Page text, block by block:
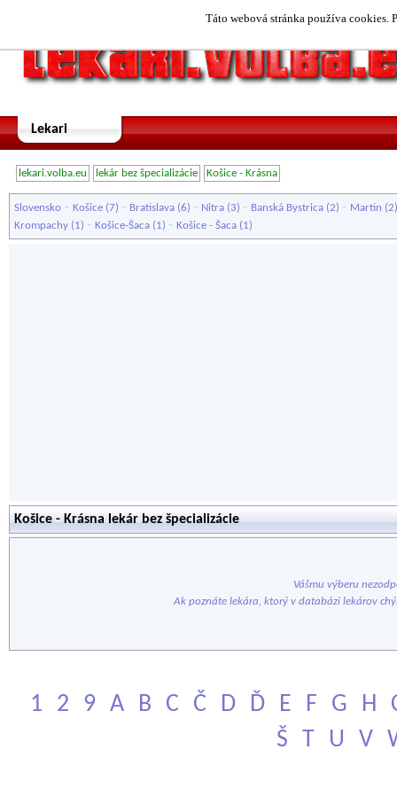
Táto webová stránka používa cookies.
Lekari
lekari.volba.eu lekár bez špecializácie Košice - Krásna
Slovensko - Košice (7) - Bratislava (6) - Nitra (3) - Banská Bystrica (2) - Martin
Krompachy (1) - Košice-Šaca (1) - Košice - Šaca (1)
Košice - Krásna lekár bez špecializácie
Vášmu výberu
Ak poznáte lekára, ktorý v databázi lekárov
1 2 9 A B C Č D Ď E F G H
Š
T U V